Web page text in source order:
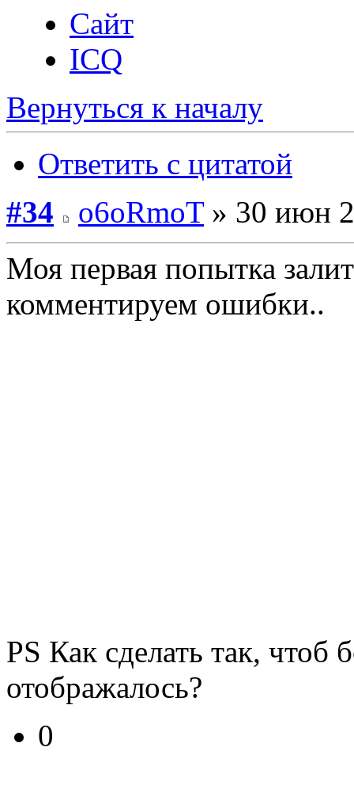
Сайт
ICQ
Вернуться к началу
Ответить с цитатой
#34
o6oRmoT» 30 июн
Моя первая попытка
комментируем ошибки..
PS Как сделать так, чтоб
отображалось?
0